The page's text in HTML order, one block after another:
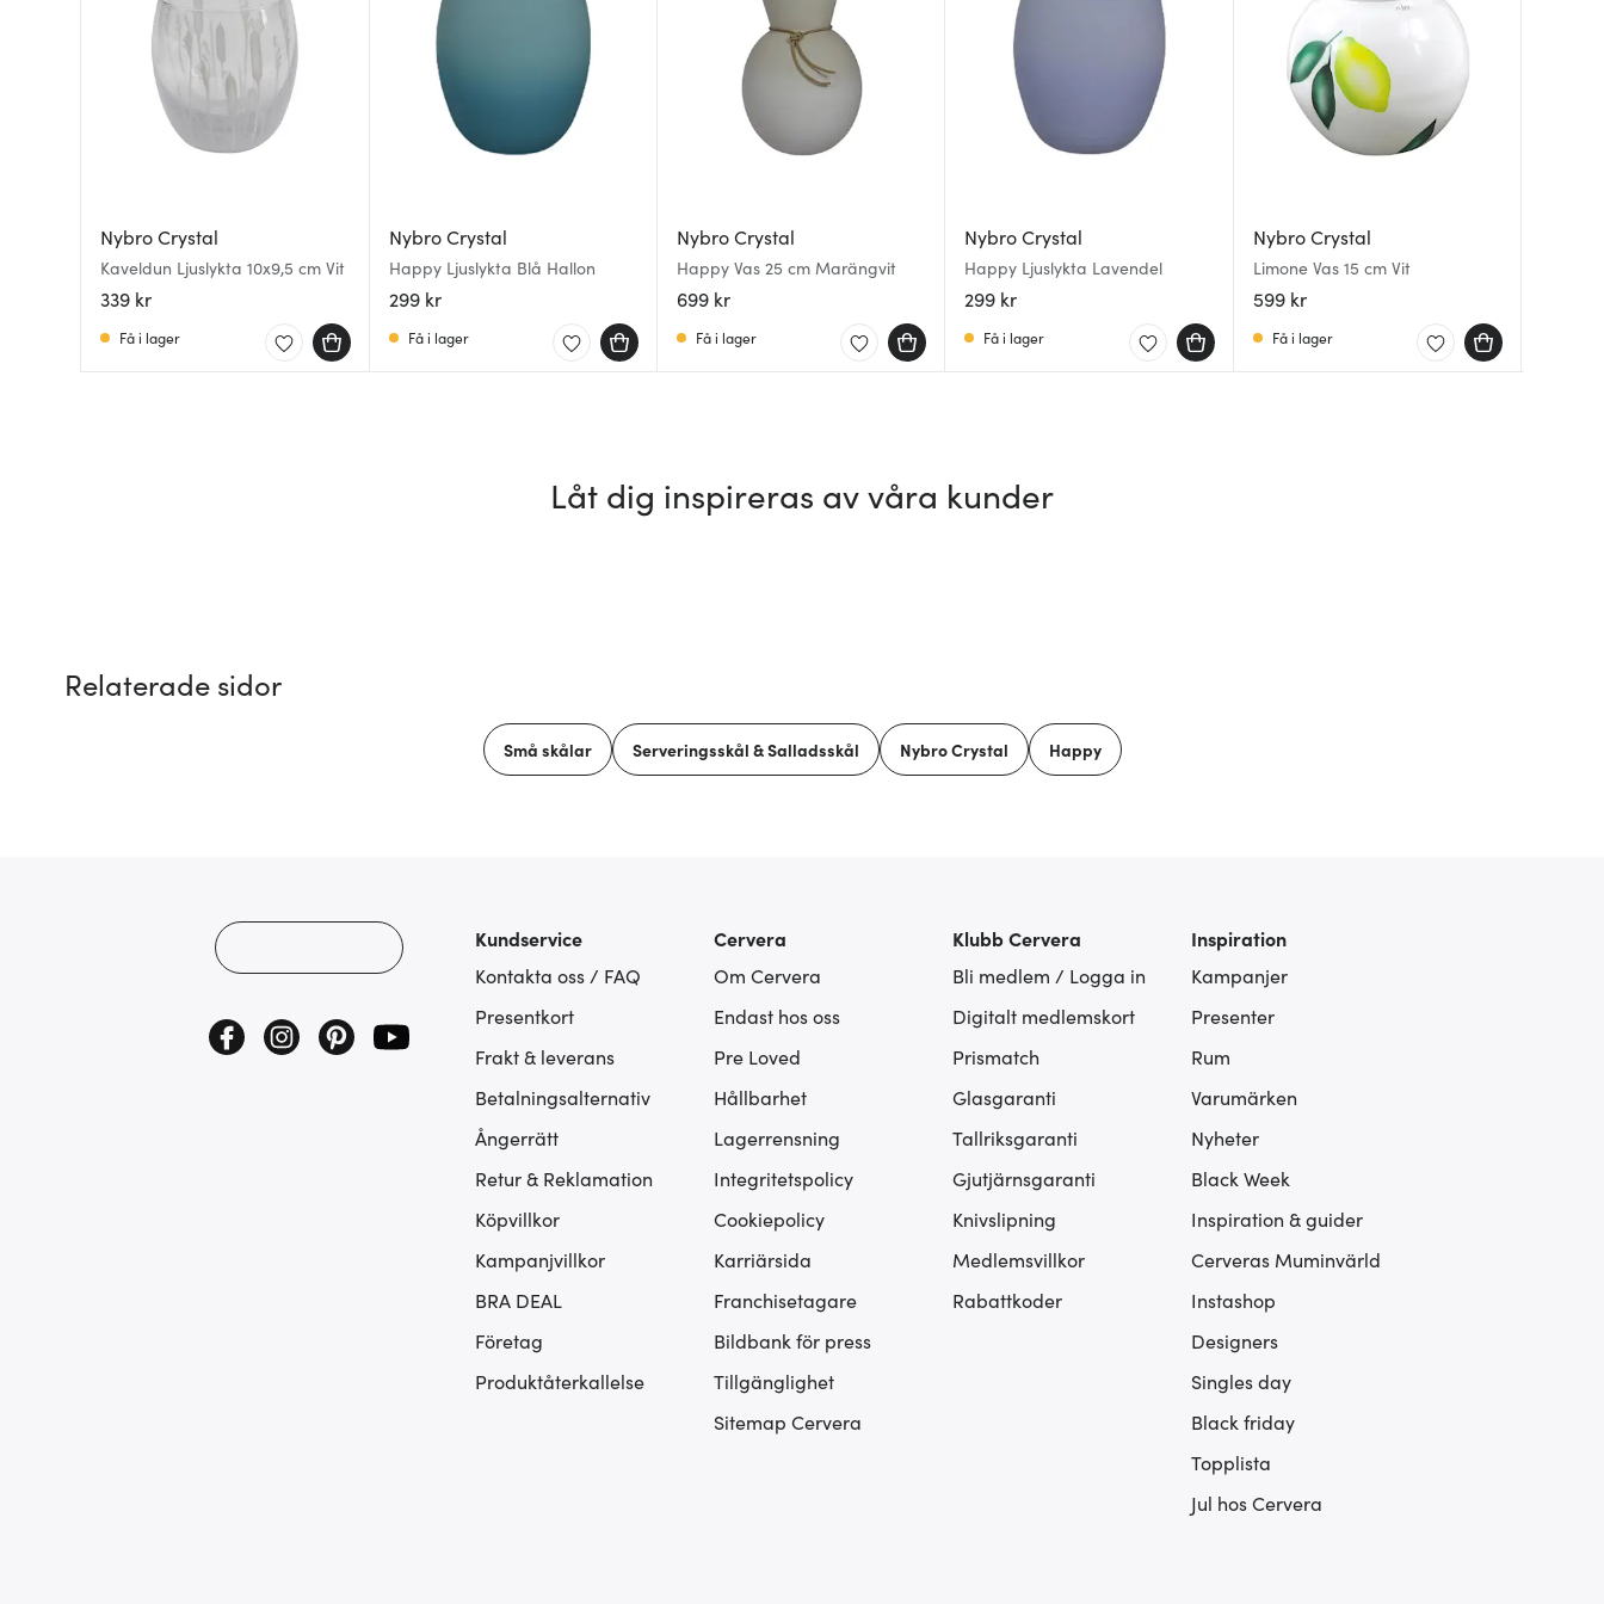
Nybro Crystal
Kaveldun Ljuslykta 10x9,5 cm Vit
339 kr
Få i lager
Nybro Crystal
Happy Ljuslykta Blå Hallon
299 kr
Få i lager
Nybro Crystal
Happy Vas 25 cm Marängvit
699 kr
Få i lager
Nybro Crystal
Happy Ljuslykta Lavendel
299 kr
Få i lager
Nybro Crystal
Limone Vas 15 cm Vit
599 kr
Få i lager
Låt dig inspireras av våra kunder
Relaterade sidor
Små skålar Serveringsskål & Salladsskål Nybro Crystal Happy
Kundservice
Kontakta oss / FAQ
Presentkort
Frakt & leverans
Betalningsalternativ
Ångerrätt
Retur & Reklamation
Köpvillkor
Kampanjvillkor
BRA DEAL
Företag
Produktåterkallelse
Cervera
Om Cervera
Endast hos oss
Pre Loved
Hållbarhet
Lagerrensning
Integritetspolicy
Cookiepolicy
Karriärsida
Franchisetagare
Bildbank för press
Tillgänglighet
Sitemap Cervera
Klubb Cervera
Bli medlem / Logga in
Digitalt medlemskort
Prismatch
Glasgaranti
Tallriksgaranti
Gjutjärnsgaranti
Knivslipning
Medlemsvillkor
Rabattkoder
Inspiration
Kampanjer
Presenter
Rum
Varumärken
Nyheter
Black Week
Inspiration & guider
Cerveras Muminvärld
Instashop
Designers
Singles day
Black friday
Topplista
Jul hos Cervera